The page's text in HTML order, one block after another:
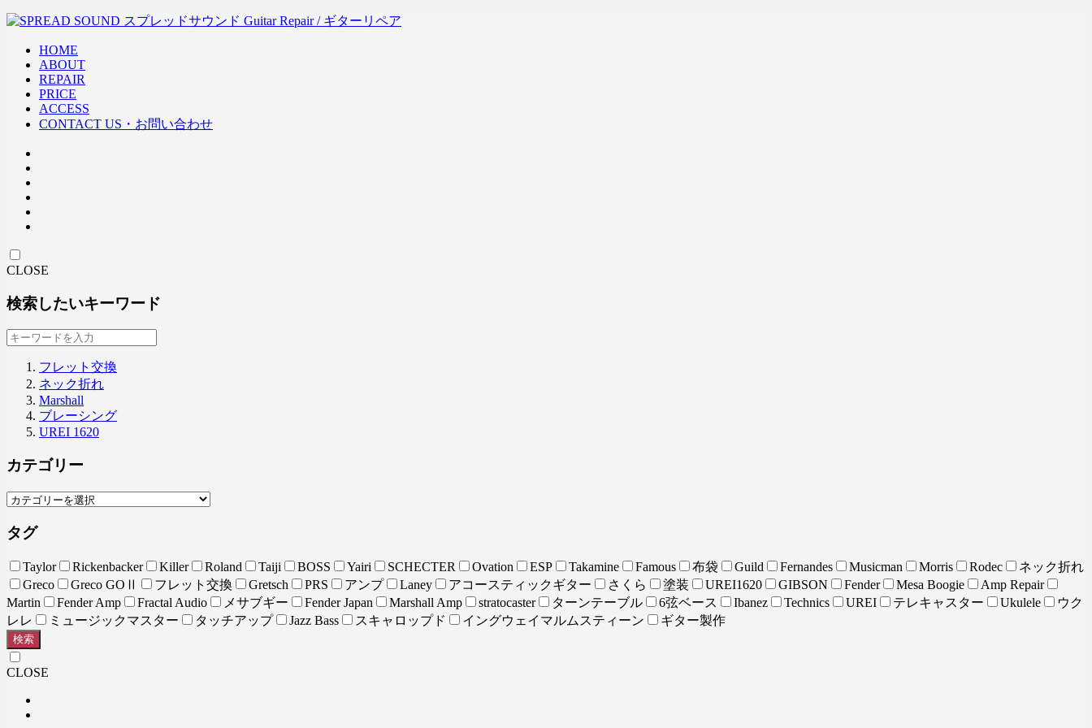
HOME
ABOUT
REPAIR
PRICE
ACCESS
CONTACT US・お問い合わせ
CLOSE
検索したいキーワード
フレット交換
ネック折れ
Marshall
ブレーシング
UREI 1620
カテゴリー
タグ
Taylor Rickenbacker Killer Roland Taiji BOSS Yairi SCHECTER Ovation ESP Takamine Famous 布袋 Guild Fernandes Musicman Morris Rodec
ネック折れ
Greco
Greco GOⅡ フレット交換 Gretsch PRS アンプ Laney アコースティックギター さくら 塗装 UREI1620 GIBSON Fender Mesa Boogie
Amp Repair
Martin
Fender Amp Fractal Audio メサブギー Fender Japan Marshall Amp stratocaster ターンテーブル 6弦ベース Ibanez Technics UREI テレキャスター Ukulele
ウク
レレ
ミュージックマスター タッチアップ Jazz Bass スキャロップド イングウェイマルムスティーン ギター製作
検索
CLOSE